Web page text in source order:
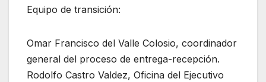
Equipo de transición:
Omar Francisco del Valle Colosio, coordinador
general del proceso de entrega-recepción.
Rodolfo Castro Valdez, Oficina del Ejecutivo